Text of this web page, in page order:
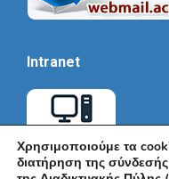
Intranet
Χρησιμοποιούμε τα
διατήρηση της